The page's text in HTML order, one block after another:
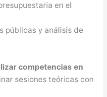
en el
públicas y análisis de
competencias en
sesiones teóricas con